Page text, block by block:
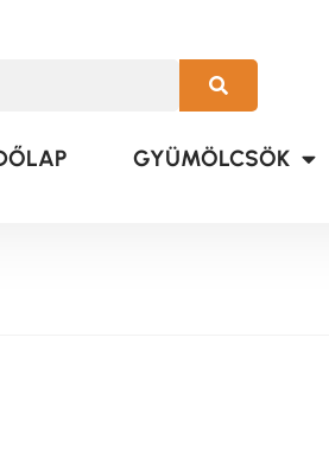
GYÜMÖLCSÖK